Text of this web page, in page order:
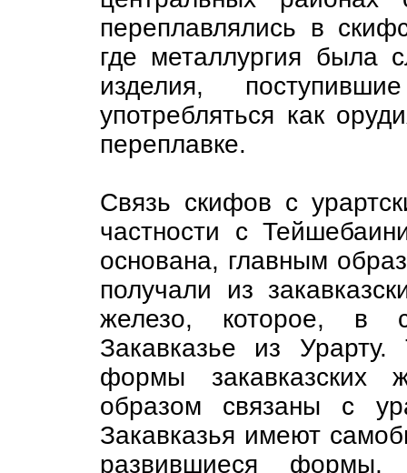
переплавлялись в
где металлургия была
изделия,
употребляться как
переплавке.
Связь скифов с
частности с
основана, главным
получали из
железо, которое, в
Закавказье из
формы закавказских
образом связаны с
Закавказья имеют
развившиеся формы,